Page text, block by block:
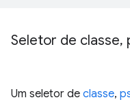
Seletor de classe,
Um seletor de classe,